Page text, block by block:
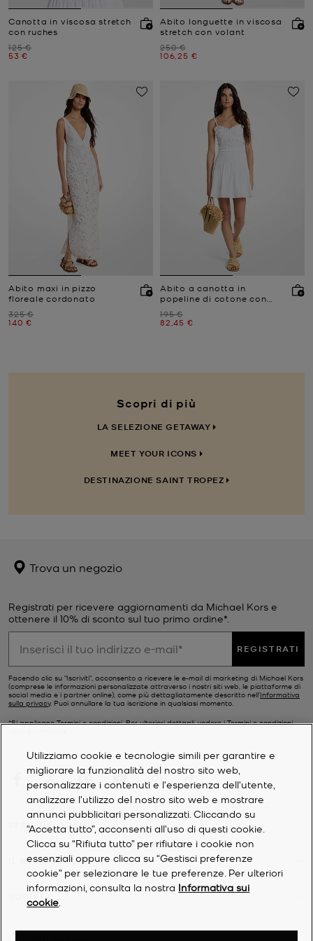
Canotta in viscosa stretch
con ruches
Prezzo iniziale
125 €
Prezzo attuale
53 €
Abito longuette in viscosa
stretch con volant
Prezzo iniziale
250 €
Prezzo attuale
106,25 €
Abito maxi in pizzo
floreale cordonato
Prezzo iniziale
325 €
Prezzo attuale
140 €
Abito a canotta in
popeline di cotone con
arricciature
Prezzo iniziale
195 €
Prezzo attuale
82,45 €
Scopri di più
LA SELEZIONE GETAWAY
MEET YOUR ICONS
DESTINAZIONE SAINT TROPEZ
Trova un negozio
Registrati per ricevere aggiornamenti da Michael Kors e
ottenere il 10% di sconto sul tuo primo ordine*.
REGISTRATI
Facendo clic su "Iscriviti", acconsento a ricevere le e-mail di marketing di Michael Kors
(comprese le informazioni personalizzate attraverso i nostri siti web, le piattaforme di
social media e i partner online), come più dettagliatamente descritto nell’Informativa
sulla privacy. Puoi annullare la tua iscrizione in qualsiasi momento.
*Si applicano Termini e condizioni. Per ulteriori dettagli, vedere iTermini e condizioni
SERVIZIO CLIENTI
IL MIO ACCOUNT
SOCIETÀ
Utilizziamo cookie e tecnologie simili per garantire e
migliorare la funzionalità del nostro sito web,
personalizzare i contenuti e l'esperienza dell'utente,
analizzare l'utilizzo del nostro sito web e mostrare
annunci pubblicitari personalizzati. Cliccando su
“Accetta tutto”, acconsenti all'uso di questi cookie.
Clicca su “Rifiuta tutto” per rifiutare i cookie non
essenziali oppure clicca su “Gestisci preferenze
cookie” per selezionare le tue preferenze. Per ulteriori
informazioni, consulta la nostra Informativa sui
cookie